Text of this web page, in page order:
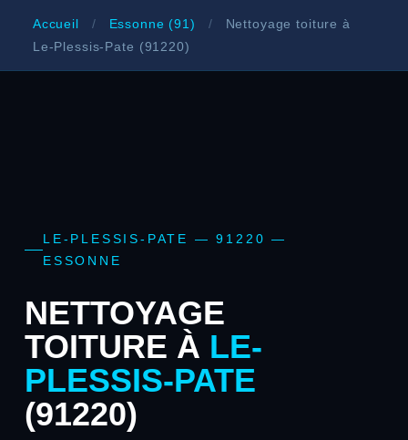
Accueil / Essonne (91) /
Nettoyage toiture à
Le-Plessis-Pate (91220)
LE-PLESSIS-PATE — 91220 —
ESSONNE
NETTOYAGE
TOITURE À LE-
PLESSIS-PATE
(91220)